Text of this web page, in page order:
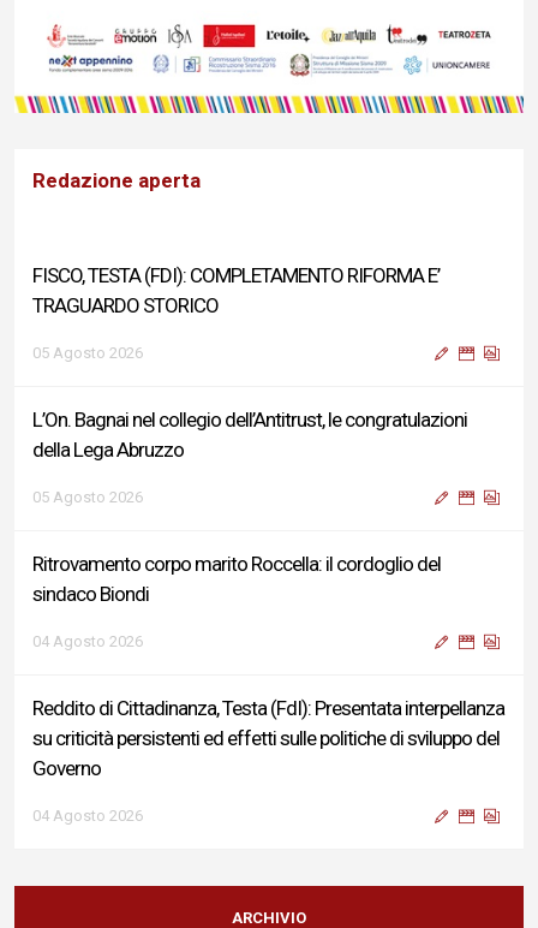
Redazione aperta
FISCO, TESTA (FDI): COMPLETAMENTO RIFORMA E’
TRAGUARDO STORICO
05 Agosto 2026
L’On. Bagnai nel collegio dell’Antitrust, le congratulazioni
della Lega Abruzzo
05 Agosto 2026
Ritrovamento corpo marito Roccella: il cordoglio del
sindaco Biondi
04 Agosto 2026
Reddito di Cittadinanza, Testa (FdI): Presentata interpellanza
su criticità persistenti ed effetti sulle politiche di sviluppo del
Governo
04 Agosto 2026
Sigismondi, Liris e Testa: “Profondo cordoglio e vicinanza al
Ministro Roccella e alla sua famiglia”
ARCHIVIO